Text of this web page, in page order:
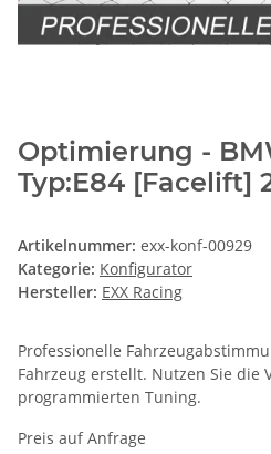
Optimierung -
Typ:E84 [Facelift]
Artikelnummer: exx-konf-00929
Kategorie: Konfigurator
Hersteller: EXX Racing
Professionelle
Fahrzeug erstellt. Nutzen Sie die
programmierten Tuning.
Preis auf Anfrage